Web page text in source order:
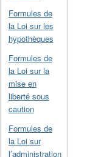
Formules de
la Loi sur les
hypothèques
Formules de
la Loi sur la
mise en
liberté sous
caution
Formules de
la Loi sur
l’administration